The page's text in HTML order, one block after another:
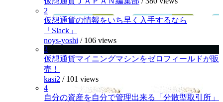
2
仮想通貨の情報をいち早く入手するなら
「Slack」
noys-yoshi / 106 views
3
仮想通貨マイニングマシンをゼロフィールドが販
売！
kasi2 / 101 views
4
自分の資産を自分で管理出来る「分散型取引所」